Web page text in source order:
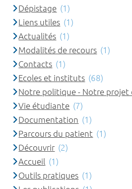
Dépistage (1)
Liens utiles (1)
Actualités (1)
Modalités de recours (1)
Contacts (1)
Ecoles et instituts (68)
Notre politique - Notre projet
Vie étudiante (7)
Documentation (1)
Parcours du patient (1)
Découvrir (2)
Accueil (1)
Outils pratiques (1)